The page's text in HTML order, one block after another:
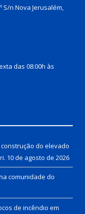
S/n Nova Jerusalém,
das 08:00h às
do elevado
10 de agosto de 2026
comunidade do
de incêndio em